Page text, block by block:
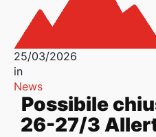
25/03/2026
in
News
Possibile
26-27/3